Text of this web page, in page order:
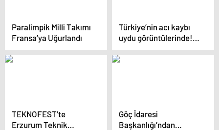
Paralimpik Milli Takımı
Fransa’ya Uğurlandı
Türkiye’nin acı kaybı
uydu görüntülerinde!
Tamı tamına 19 bin 600
futbol sahası
TEKNOFEST’te
Erzurum Teknik
Göç İdaresi
Başkanlığı’ndan